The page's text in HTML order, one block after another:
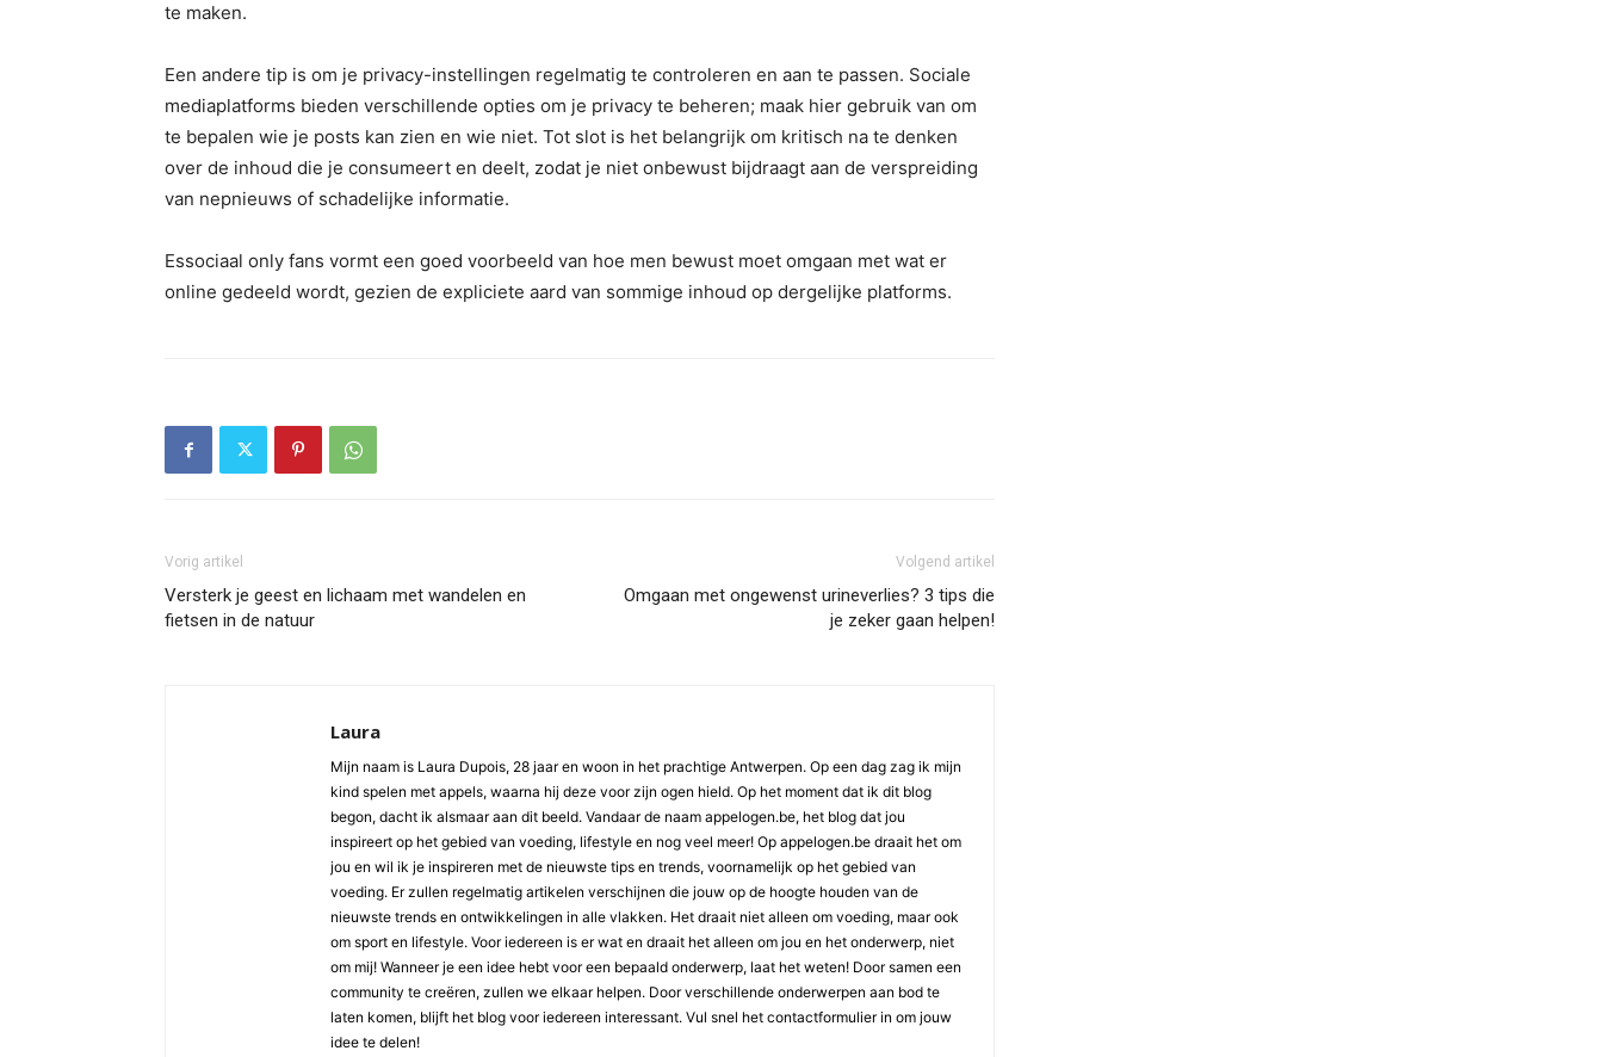
te maken.
Een andere tip is om je privacy-instellingen regelmatig te controleren en aan te passen. Sociale
mediaplatforms bieden verschillende opties om je privacy te beheren; maak hier gebruik van om
te bepalen wie je posts kan zien en wie niet. Tot slot is het belangrijk om kritisch na te denken
over de inhoud die je consumeert en deelt, zodat je niet onbewust bijdraagt aan de verspreiding
van nepnieuws of schadelijke informatie.
Essociaal only fans vormt een goed voorbeeld van hoe men bewust moet omgaan met wat er
online gedeeld wordt, gezien de expliciete aard van sommige inhoud op dergelijke platforms.
Vorig artikel
Versterk je geest en lichaam met wandelen en
fietsen in de natuur
Volgend artikel
Omgaan met ongewenst urineverlies? 3 tips die
je zeker gaan helpen!
Laura
Mijn naam is Laura Dupois, 28 jaar en woon in het prachtige Antwerpen. Op een dag zag ik mijn
kind spelen met appels, waarna hij deze voor zijn ogen hield. Op het moment dat ik dit blog
begon, dacht ik alsmaar aan dit beeld. Vandaar de naam appelogen.be, het blog dat jou
inspireert op het gebied van voeding, lifestyle en nog veel meer! Op appelogen.be draait het om
jou en wil ik je inspireren met de nieuwste tips en trends, voornamelijk op het gebied van
voeding. Er zullen regelmatig artikelen verschijnen die jouw op de hoogte houden van de
nieuwste trends en ontwikkelingen in alle vlakken. Het draait niet alleen om voeding, maar ook
om sport en lifestyle. Voor iedereen is er wat en draait het alleen om jou en het onderwerp, niet
om mij! Wanneer je een idee hebt voor een bepaald onderwerp, laat het weten! Door samen een
community te creëren, zullen we elkaar helpen. Door verschillende onderwerpen aan bod te
laten komen, blijft het blog voor iedereen interessant. Vul snel het contactformulier in om jouw
idee te delen!